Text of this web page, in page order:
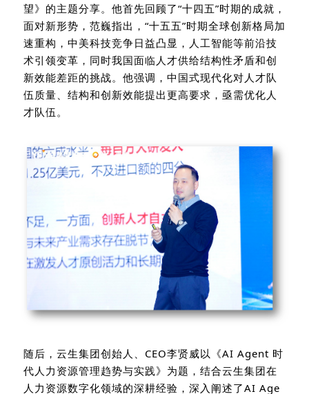
望》的主题分享。 他首先回顾了“十四五”时期的成就，
面对新形势，范巍指出， “十五五”时期全球创新格局加
速重构，中美科技竞争日益凸显，人工智能等前沿技
术引领变革，同时我国面临人才供给结构性矛盾和创
新效能差距的挑战。他强调，中国式现代化对人才队
伍质量、结构和创新效能提出更高要求，亟需优化人
才队伍。
随后，云生集团创始人、 CEO李贤威以《AI Agent 时
代人力资源管理趋势与实践》为题，结合云生集团在
人力资源数字化领域的深耕经验，深入阐述了AI Age